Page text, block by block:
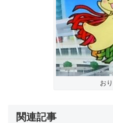
お
関連記事